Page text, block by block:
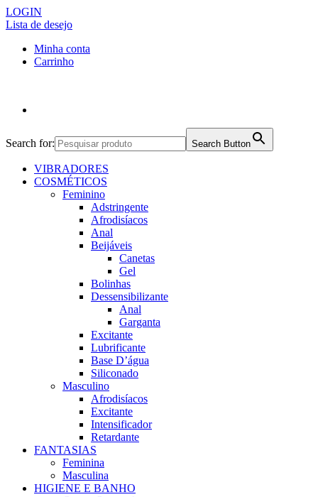
LOGIN
Lista de desejo
Minha conta
Carrinho
Search for: Search Button
VIBRADORES
COSMÉTICOS
Feminino
Adstringente
Afrodisíacos
Anal
Beijáveis
Canetas
Gel
Bolinhas
Dessensibilizante
Anal
Garganta
Excitante
Lubrificante
Base D’água
Siliconado
Masculino
Afrodisíacos
Excitante
Intensificador
Retardante
FANTASIAS
Feminina
Masculina
HIGIENE E BANHO